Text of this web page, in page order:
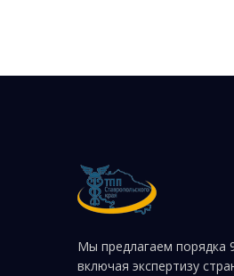
Мы предлагаем порядка
включая экспертизу